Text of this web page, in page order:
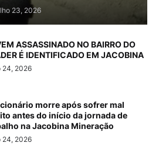
23, 2026
ASSASSINADO NO BAIRRO DO
É IDENTIFICADO EM JACOBINA
24, 2026
morre após sofrer mal
antes do início da jornada de
na Jacobina Mineração
24, 2026